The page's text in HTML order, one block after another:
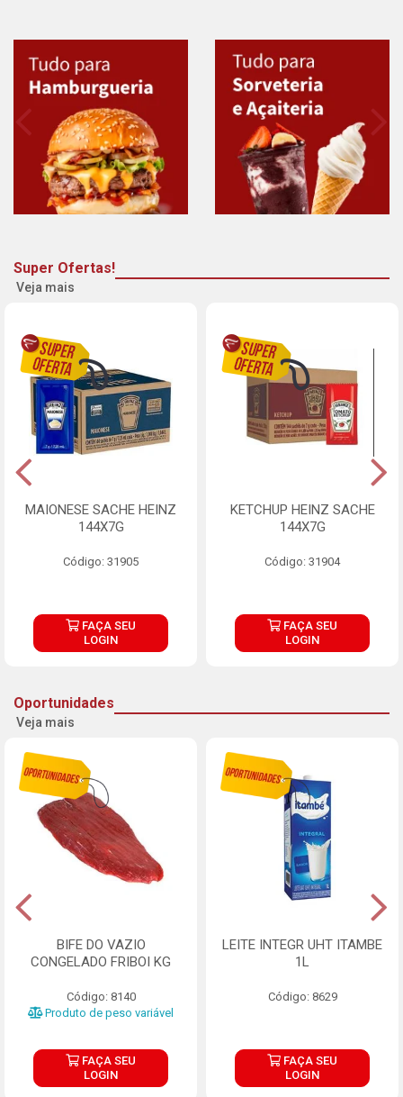
Super Ofertas!
Veja mais
MAIONESE SACHE HEINZ
144X7G
Código: 31905
FAÇA SEU
LOGIN
KETCHUP HEINZ SACHE
144X7G
Código: 31904
FAÇA SEU
LOGIN
Oportunidades
Veja mais
BIFE DO VAZIO
CONGELADO FRIBOI KG
Código: 8140
Produto de peso variável
FAÇA SEU
LOGIN
LEITE INTEGR UHT ITAMBE
1L
Código: 8629
FAÇA SEU
LOGIN